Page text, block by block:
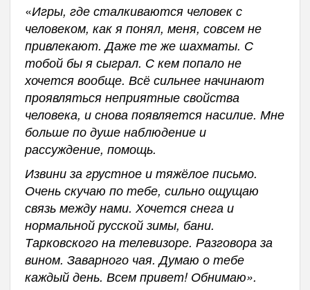
«Игры, где сталкиваются человек с
человеком, как я понял, меня, совсем не
привлекают. Даже те же шахматы. С
тобой бы я сыграл. С кем попало не
хочется вообще. Всёсильнее начинают
проявляться неприятные свойства
человека, и снова появляется насилие. Мне
больше по душе наблюдение и
рассуждение, помощь.
Извини за грустное и тяжёлое письмо.
Очень скучаю по тебе, сильно ощущаю
связь между нами. Хочется снега и
нормальной русской зимы, бани.
Тарковского на телевизоре. Разговора за
вином. Заварного чая. Думаю о тебе
каждый день. Всем привет! Обнимаю».